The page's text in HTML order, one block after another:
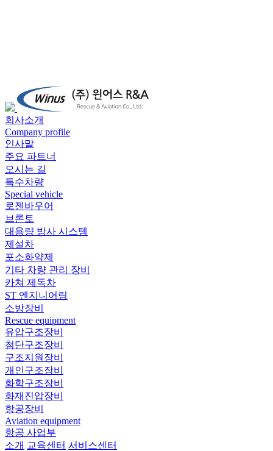
회사소개
Company profile
인사말
주요 파트너
오시는 길
특수차량
Special vehicle
로젠바우어
브론토
대용량 방사 시스템
제설차
포소화약제
기타 차량 관리 장비
카쳐 제독차
ST 엔지니어링
소방장비
Rescue equipment
유압구조장비
첨단구조장비
구조지원장비
개인구조장비
화학구조장비
화재진압장비
항공장비
Aviation equipment
항공 사업부
소개 교육센터 서비스센터